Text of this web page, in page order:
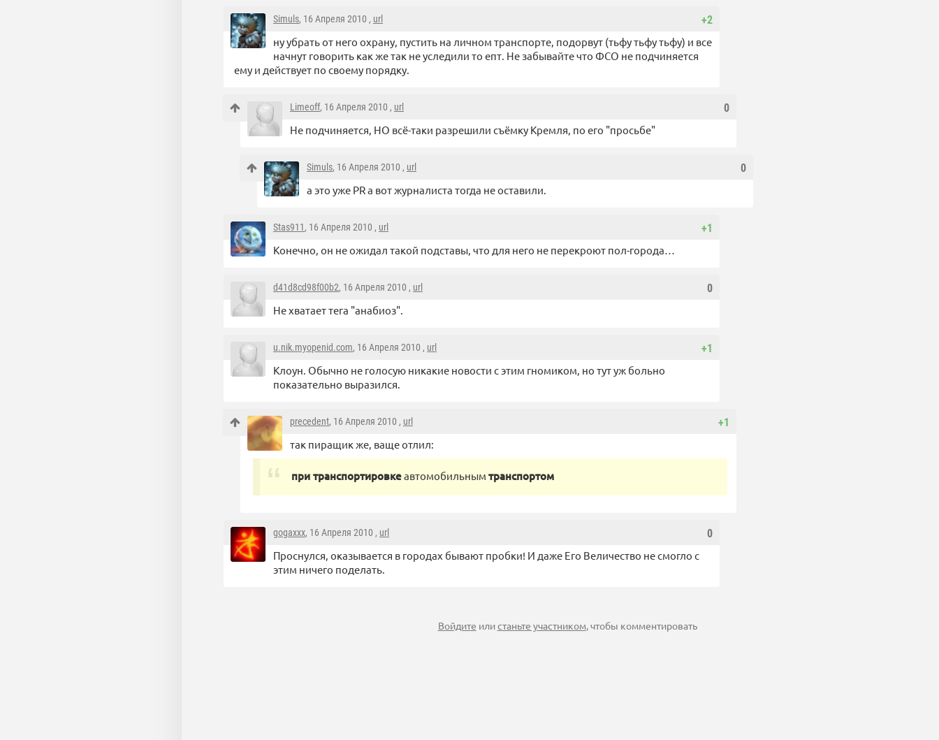
+2
Simuls, 16 Апреля 2010 , url
ну убрать от него охрану, пустить на личном транспорте, подорвут (тьфу тьфу тьфу) и все
начнут говорить как же так не уследили то епт. Не забывайте что ФСО не подчиняется
ему и действует по своему порядку.
0
Limeoff, 16 Апреля 2010 , url
Не подчиняется, НО всё-таки разрешили съёмку Кремля, по его "просьбе"
0
Simuls, 16 Апреля 2010 , url
а это уже PR а вот журналиста тогда не оставили.
+1
Stas911, 16 Апреля 2010 , url
Конечно, он не ожидал такой подставы, что для него не перекроют пол-города…
0
d41d8cd98f00b2, 16 Апреля 2010 , url
Не хватает тега "анабиоз".
+1
u.nik.myopenid.com, 16 Апреля 2010 , url
Клоун. Обычно не голосую никакие новости с этим гномиком, но тут уж больно
показательно выразился.
+1
precedent, 16 Апреля 2010 , url
так пиращик же, ваще отлил:
при транспортировкеавтомобильным транспортом
0
gogaxxx, 16 Апреля 2010 , url
Проснулся, оказывается в городах бывают пробки! И даже Его Величество не смогло с
этим ничего поделать.
Войдите илистаньте участником, чтобы комментировать